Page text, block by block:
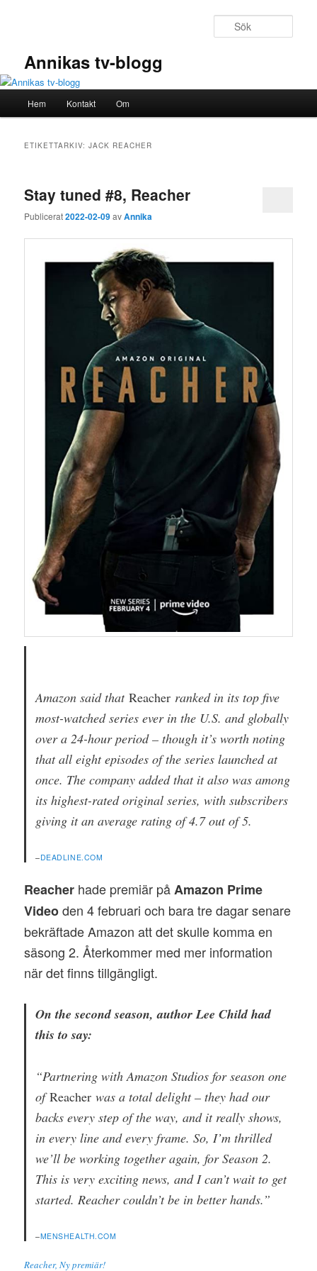
Annikas tv-blogg
Hem Kontakt Om
ETIKETTARKIV:JACK REACHER
Stay tuned #8, Reacher
Publicerat2022-02-09avAnnika
Amazon said thatReacher ranked in its top five
most-watched series ever in the U.S. and globally
over a 24-hour period – though it’s worth noting
that all eight episodes of the series launched at
once. The company added that it also was among
its highest-rated original series, with subscribers
giving it an average rating of 4.7 out of 5.
–DEADLINE.COM
Reacher hade premiär påAmazon Prime
Videoden 4 februari och bara tre dagar senare
bekräftade Amazon att det skulle komma en
säsong 2. Återkommer med mer information
när det finns tillgängligt.
On the second season, author Lee Child had
this to say:
“Partnering with Amazon Studios for season one
ofReacher was a total delight – they had our
backs every step of the way, and it really shows,
in every line and every frame. So, I’m thrilled
we’ll be working together again, for Season 2.
This is very exciting news, and I can’t wait to get
started. Reacher couldn’t be in better hands.”
–MENSHEALTH.COM
Reacher, Ny premiär!